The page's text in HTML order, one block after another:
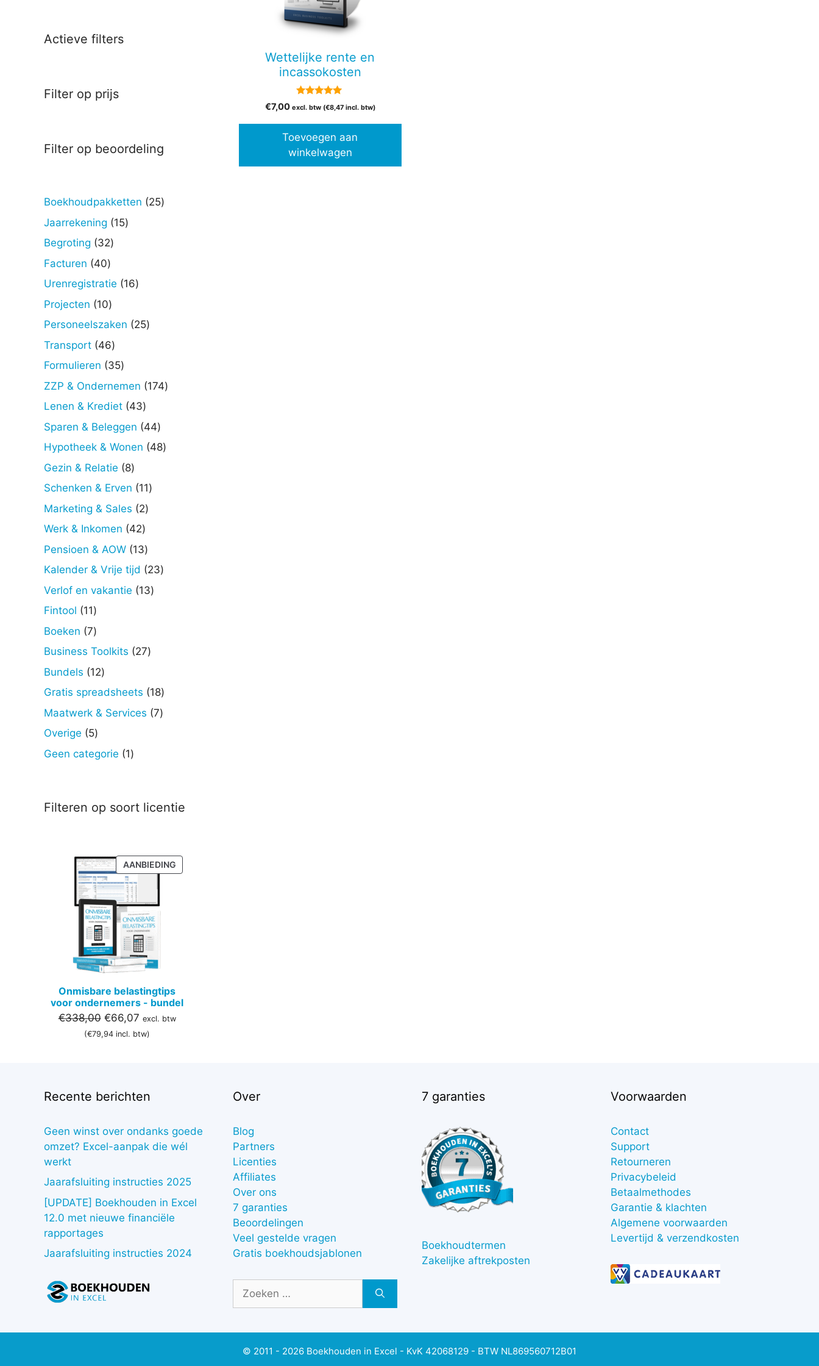
Wettelijke rente en
incassokosten
5.00
van 5
€7,00 excl. btw (€8,47incl. btw)
Toevoegen aan
winkelwagen
Actieve filters
Filter op prijs
Filter op beoordeling
Boekhoudpakketten 2525
Jaarrekening 1515
Begroting 3232
Facturen 4040
producten
Urenregistratie 1616
Projecten 1010
producten
Personeelszaken 2525
Transport 4646
producten
Formulieren 3535
producten
ZZP & Ondernemen 174174
Lenen & Krediet 4343
producten
Sparen & Beleggen 4444
producten
Hypotheek & Wonen 4848
Gezin & Relatie 88
producten
Schenken & Erven 1111
Marketing & Sales 22
Werk & Inkomen 4242
producten
Pensioen & AOW 1313
producten
Kalender & Vrije tijd 2323
Verlof en vakantie 1313
Fintool 1111
producten
Boeken 77
producten
Business Toolkits 2727
Bundels 1212
producten
Gratis spreadsheets 1818
producten
Maatwerk & Services 77
Overige 55
producten
Geen categorie 11
Filteren op soort licentie
AANBIEDINGPRODUCT
IN
Onmisbare belastingtips
voor ondernemers - bundel
€338,00 Oorspronkelijke
prijs
€66,07Huidige
prijs
excl. btw
(€79,94 incl. btw)
Recente berichten
Geen winst over ondanks goede
omzet? Excel-aanpak die wél
werkt
Jaarafsluiting instructies 2025
[UPDATE] Boekhouden in Excel
12.0 met nieuwe financiële
rapportages
Jaarafsluiting instructies 2024
Over
Blog
Partners
Licenties
Affiliates
Over ons
7 garanties
Beoordelingen
Veel gestelde vragen
Gratis boekhoudsjablonen
naar:
7 garanties
Boekhoudtermen
Zakelijke aftrekposten
Voorwaarden
Contact
Support
Retourneren
Privacybeleid
Betaalmethodes
Garantie & klachten
Algemene voorwaarden
Levertijd & verzendkosten
© 2011 - 2026 Boekhouden in Excel - KvK 42068129 - BTW NL869560712B01